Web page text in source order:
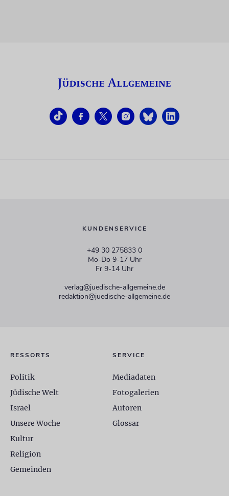
KUNDENSERVICE
+49 30 275833 0
Mo-Do 9-17 Uhr
Fr 9-14 Uhr
verlag@juedische-allgemeine.de
redaktion@juedische-allgemeine.de
RESSORTS
Politik
Jüdische Welt
Israel
Unsere Woche
Kultur
Religion
Gemeinden
SERVICE
Mediadaten
Fotogalerien
Autoren
Glossar